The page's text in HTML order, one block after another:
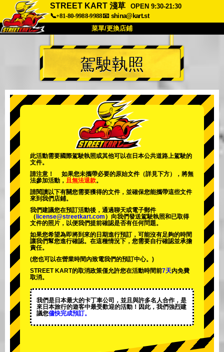
STREET KART 淺草
OPEN 9:30-21:30
📞+81-80-9988-9988📧 shina@kart.st
菜單/更換店鋪
首頁
關於 規格 價格
公司 預訂
更換店鋪
東京秋葉原#2 東京澀谷
東京澀谷附屬
東京淺草
沖繩
駕駛執照
此活動需要國際駕駛執照或其他可以在日本公共道路上駕駛的
文件。
請注意！ 如果您未攜帶必要的原始文件（詳見下方），將無
法參加活動， 且無法退款。
請閱讀以下有關您需要獲得的文件，並確保您能攜帶這些文件
來到我們店鋪。
我們建議您在預訂活動後，通過聊天或電子郵件
（ license@streetkart.com ）向我們發送駕駛執照和已取得
文件的照片，以便我們提前確認是否有任何問題。
如果您希望為即將到來的日期進行預訂，可能沒有足夠的時間
讓我們幫您進行確認。在這種情況下，您需要自行確認並承擔
責任。
(您也可以在營業時間內致電我們的預訂中心。)
STREET KART的取消政策僅允許您在活動時間前7天內免費
取消。
我們是日本最大的卡丁車公司，並且與許多名人合作，是
來日本旅行的遊客中最受歡迎的活動 ！因此，我們強烈建
議您儘快完成預訂。